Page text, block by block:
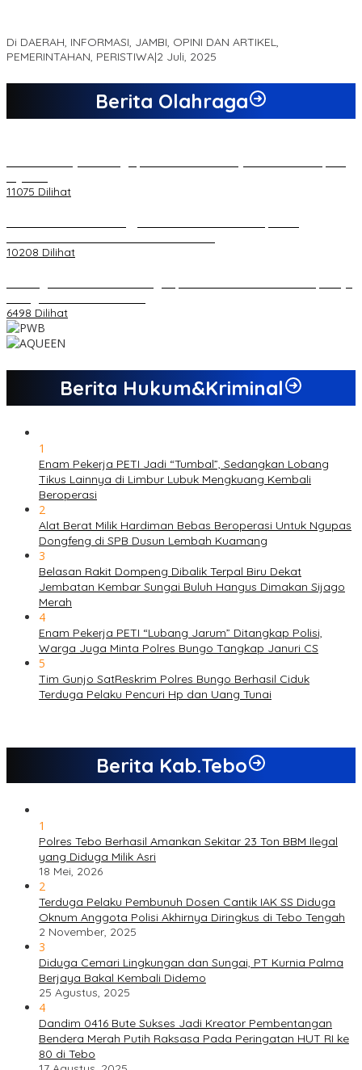
Di DAERAH, INFORMASI, JAMBI, OPINI DAN ARTIKEL,
PEMERINTAHAN, PERISTIWA|2 Juli, 2025
Berita Olahraga
11075 Dilihat
10208 Dilihat
6498 Dilihat
Berita Hukum&Kriminal
1
Enam Pekerja PETI Jadi “Tumbal”, Sedangkan Lobang
Tikus Lainnya di Limbur Lubuk Mengkuang Kembali
Beroperasi
2
Alat Berat Milik Hardiman Bebas Beroperasi Untuk Ngupas
Dongfeng di SPB Dusun Lembah Kuamang
3
Belasan Rakit Dompeng Dibalik Terpal Biru Dekat
Jembatan Kembar Sungai Buluh Hangus Dimakan Sijago
Merah
4
Enam Pekerja PETI “Lubang Jarum” Ditangkap Polisi,
Warga Juga Minta Polres Bungo Tangkap Januri CS
5
Tim Gunjo SatReskrim Polres Bungo Berhasil Ciduk
Terduga Pelaku Pencuri Hp dan Uang Tunai
Berita Kab.Tebo
1
Polres Tebo Berhasil Amankan Sekitar 23 Ton BBM Ilegal
yang Diduga Milik Asri
18 Mei, 2026
2
Terduga Pelaku Pembunuh Dosen Cantik IAK SS Diduga
Oknum Anggota Polisi Akhirnya Diringkus di Tebo Tengah
2 November, 2025
3
Diduga Cemari Lingkungan dan Sungai, PT Kurnia Palma
Berjaya Bakal Kembali Didemo
25 Agustus, 2025
4
Dandim 0416 Bute Sukses Jadi Kreator Pembentangan
Bendera Merah Putih Raksasa Pada Peringatan HUT RI ke
80 di Tebo